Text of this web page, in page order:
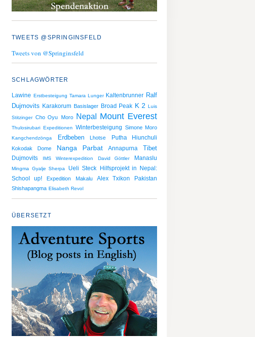
TWEETS @SPRINGINSFELD
Tweets von @Springinsfeld
SCHLAGWÖRTER
Lawine Erstbesteigung Tamara Lunger Kaltenbrunner Ralf
Dujmovits Karakorum Basislager Broad Peak K 2 Luis
Stitzinger Cho Oyu Moro Nepal Mount Everest
Thulosirubari Expeditionen Winterbesteigung Simone Moro
Kangchendzönga Erdbeben Lhotse Putha Hiunchuli
Kokodak Dome Nanga Parbat Annapurna
Tibet
Dujmovits
IMS Winterexpedition David Göttler Manaslu
Mingma Gyalje Sherpa Ueli Steck
Hilfsprojekt in Nepal:
School up!
Expedition Makalu Alex Txikon Pakistan
Shishapangma Elisabeth Revol
ÜBERSETZT